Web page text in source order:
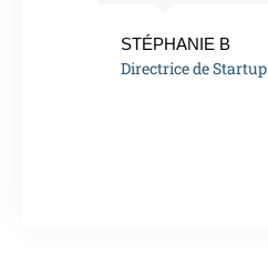
STÉPHANIE B
Directrice de Startup